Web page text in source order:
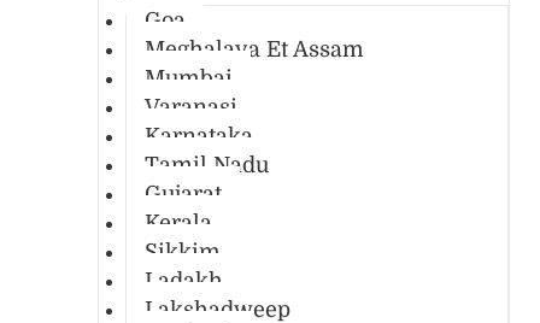
Goa
Meghalaya Et Assam
Mumbai
Varanasi
Karnataka
Tamil Nadu
Gujarat
Kerala
Sikkim
Ladakh
Lakshadweep